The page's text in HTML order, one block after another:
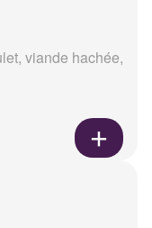
viande hachée,